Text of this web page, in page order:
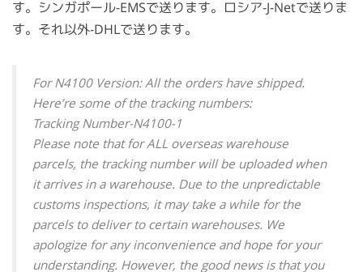
す。シンガポール-EMSで送ります。ロシア-J-Netで送りま
す。それ以外-DHLで送ります。
For N4100 Version: All the orders have shipped.
Here’re some of the tracking numbers:
Tracking Number-N4100-1
Please note that for ALL overseas warehouse
parcels, the tracking number will be uploaded when
it arrives in a warehouse. Due to the unpredictable
customs inspections, it may take a while for the
parcels to deliver to certain warehouses. We
apologize for any inconvenience and hope for your
understanding. However, the good news is that you